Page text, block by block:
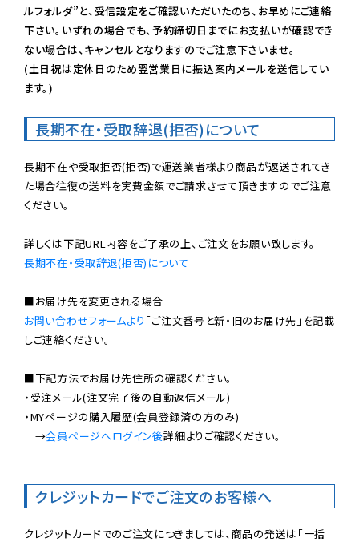
ルフォルダ”と、受信設定をご確認いただいたのち、お早めにご連絡
下さい。いずれの場合でも、予約締切日までにお支払いが確認でき
ない場合は、キャンセルとなりますのでご注意下さいませ。
(土日祝は定休日のため翌営業日に振込案内メールを送信してい
ます。)
長期不在・受取辞退(拒否)について
長期不在や受取拒否(拒否)で運送業者様より商品が返送されてき
た場合往復の送料を実費金額でご請求させて頂きますのでご注意
ください。
長期不在・受取辞退(拒否)について
お問い合わせフォームより 「ご注文番号と新・旧のお届け先」を記載
しご連絡ください。
■下記方法でお届け先住所の確認ください。
・受注メール(注文完了後の自動返信メール)
・MYページの購入履歴(会員登録済の方のみ)
→会員ページへログイン後詳細よりご確認ください。
クレジットカードでご注文のお客様へ
クレジットカードでのご注文につきましては、商品の発送は「一括